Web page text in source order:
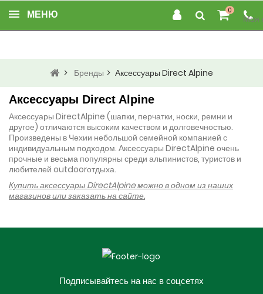
МЕНЮ Моя
0
> Бренды > Аксессуары Direct Alpine
Аксессуары Direct Alpine
Аксессуары DirectAlpine (шапки, перчатки, носки, ремни и
другое) отличаются высоким качеством и долговечностью.
Произведены в Чехии небольшой семейной компанией с
индивидуальным подходом. Аксессуары DirectAlpine очень
прочные и весьма популярны среди альпинистов, туристов и
любителей outdoorотдыха.
Купить аксессуары DirectAlpine можно в одном из наших
магазинов или заказать на сайте.
Подписывайтесь на нас в соцсетях